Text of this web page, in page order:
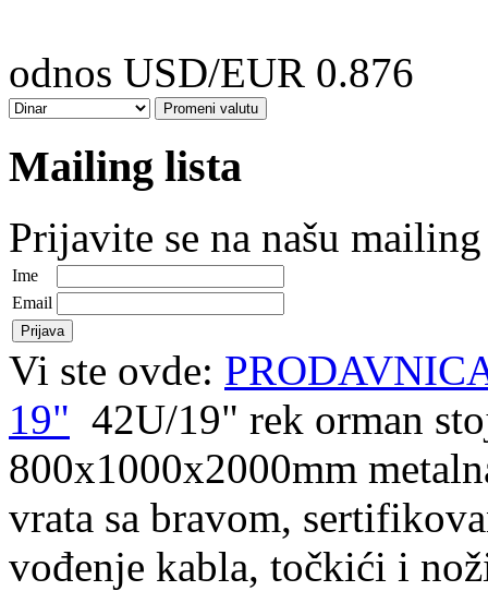
odnos USD/EUR 0.876
Mailing lista
Prijavite se na našu
Ime
Email
Vi ste ovde:
19" 42U/19" rek orman
800x1000x2000mm
vrata sa bravom,
vođenje kabla, točkići i